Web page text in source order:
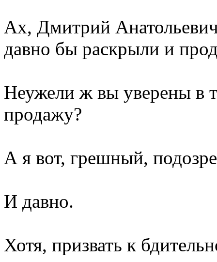
Ах, Дмитрий
давно бы раскрыли и
Неужели ж вы уверены в
продажу?
А я вот, грешный,
И давно.
Хотя, призвать к